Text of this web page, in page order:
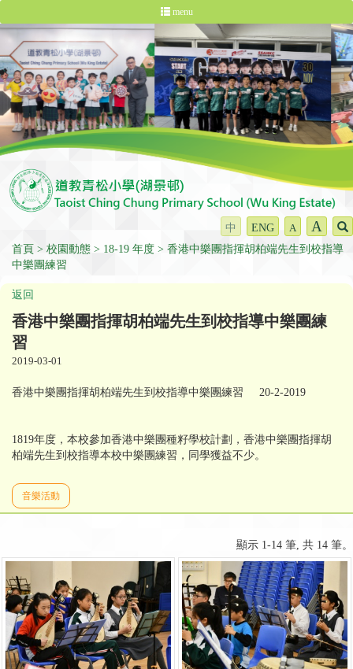
menu
中 ENG A A
首頁 校園動態 18-19 年度
香港中樂團指揮胡柏端先生到校指導
中樂團練習
返回
香港中樂團指揮胡柏端先生到校指導中樂團練
習
2019-03-01
香港中樂團指揮胡柏端先生到校指導中樂團練習 20-2-2019
1819年度，本校參加香港中樂團種籽學校計劃，香港中樂團指揮胡
柏端先生到校指導本校中樂團練習，同學獲益不少。
音樂活動
顯示 1-14 筆, 共 14 筆。